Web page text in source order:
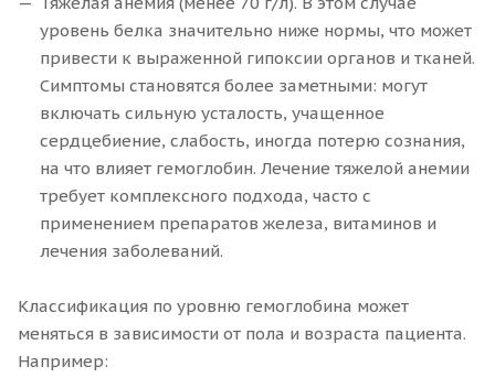
уровень белка значительно ниже нормы, что может
привести к выраженной гипоксии органов и тканей.
Симптомы становятся более заметными: могут
включать сильную усталость, учащенное
сердцебиение, слабость, иногда потерю сознания,
на что влияет гемоглобин. Лечение тяжелой анемии
требует комплексного подхода, часто с
применением препаратов железа, витаминов и
лечения заболеваний.
Классификация по уровню гемоглобина может
меняться в зависимости от пола и возраста пациента.
Например: